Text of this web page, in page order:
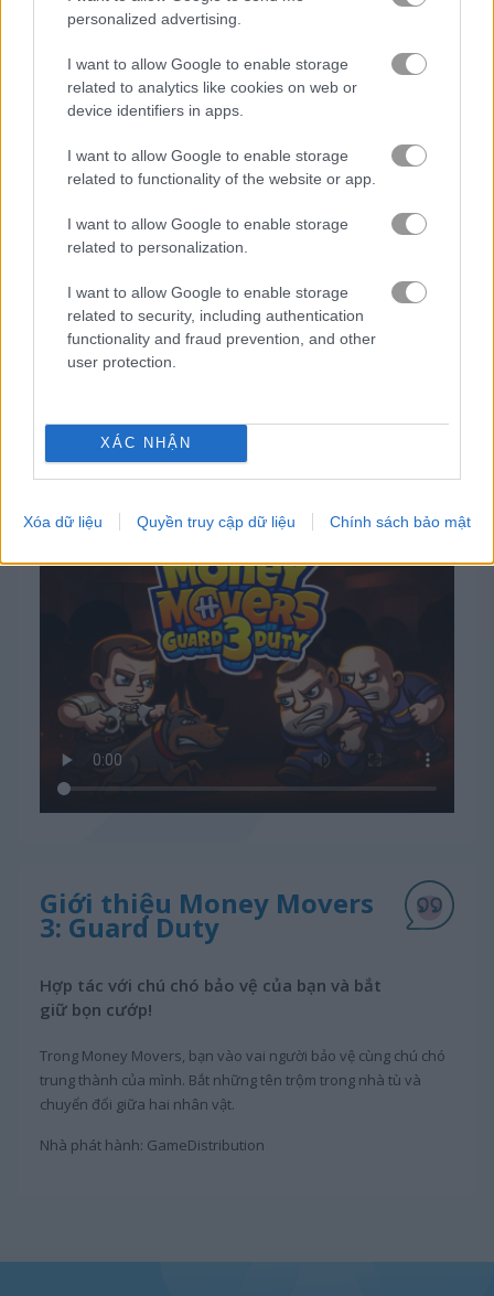
personalized advertising.
I want to allow Google to enable storage
related to analytics like cookies on web or
device identifiers in apps.
I want to allow Google to enable storage
related to functionality of the website or app.
I want to allow Google to enable storage
related to personalization.
I want to allow Google to enable storage
related to security, including authentication
functionality and fraud prevention, and other
user protection.
XÁC NHẬN
Xóa dữ liệu Quyền truy cập dữ liệu Chính sách bảo mật
câu đố
trò chơi trực tuyến
miễn phí
trò chơi xếp
hình
money movers 3:
guard duty
Video gameplay
Giới thiệu Money Movers
3: Guard Duty
Hợp tác với chú chó bảo vệ của bạn và bắt
giữ bọn cướp!
Trong Money Movers, bạn vào vai người bảo vệ cùng chú chó
trung thành của mình. Bắt những tên trộm trong nhà tù và
chuyển đổi giữa hai nhân vật.
Nhà phát hành: GameDistribution